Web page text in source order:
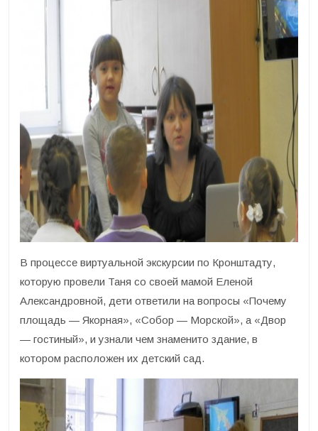
В процессе виртуальной экскурсии по Кронштадту,
которую провели Таня со своей мамой Еленой
Александровной, дети ответили на вопросы «Почему
площадь — Якорная», «Собор — Морской», а «Двор
— гостиный», и узнали чем знаменито здание, в
котором расположен их детский сад.